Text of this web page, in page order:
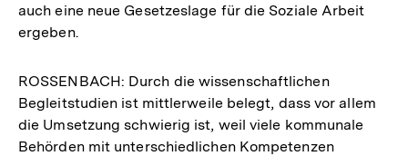
auch eine neue Gesetzeslage für die Soziale Arbeit
ergeben.
ROSSENBACH: Durch die wissenschaftlichen
Begleitstudien ist mittlerweile belegt, dass vor allem
die Umsetzung schwierig ist, weil viele kommunale
Behörden mit unterschiedlichen Kompetenzen